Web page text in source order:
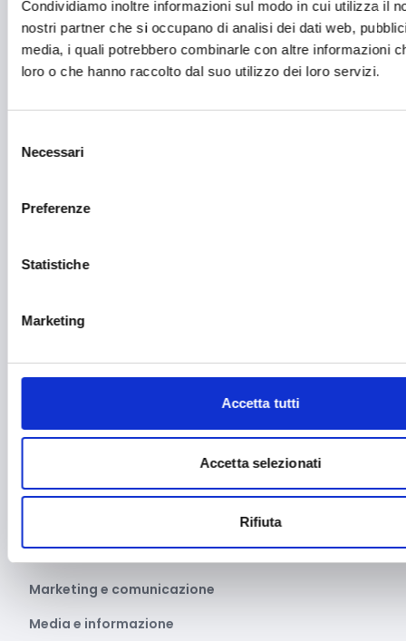
Condividiamo inoltre informazioni sul modo in cui utilizza il
nostri partner che si occupano di analisi dei dati web,
media, i quali potrebbero combinarle con altre informazioni
loro o che hanno raccolto dal suo utilizzo dei loro servizi.
delNecessari
Preferenze
Statistiche
Marketing
Accetta tutti
Accetta selezionati
Rifiuta
Fiere ed eventi
Formazione e lavoro
Fotovoltaico
Gastronomia
Impianti sportivi
Innovazione tecnologica, digitalizzazione, ICT
Internazionalizzazione
Manifestazioni culturali
Marketing e comunicazione
Media e informazione